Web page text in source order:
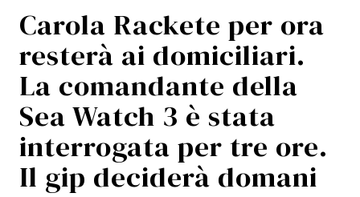
Carola Rackete per ora
resterà ai domiciliari.
La comandante della
Sea Watch 3 è stata
interrogata per tre ore.
Il gip deciderà domani